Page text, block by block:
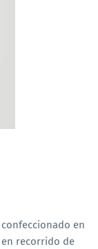
en
recorrido de